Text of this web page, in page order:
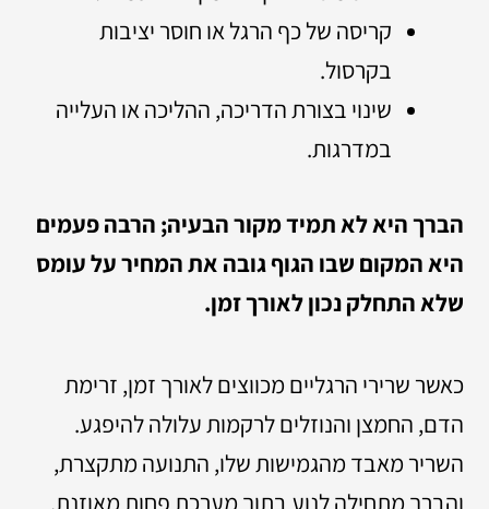
קריסה של כף הרגל או חוסר יציבות
בקרסול.
שינוי בצורת הדריכה, ההליכה או העלייה
במדרגות.
הברך היא לא תמיד מקור הבעיה; הרבה פעמים
היא המקום שבו הגוף גובה את המחיר על עומס
שלא התחלק נכון לאורך זמן.
כאשר שרירי הרגליים מכווצים לאורך זמן, זרימת
הדם, החמצן והנוזלים לרקמות עלולה להיפגע.
השריר מאבד מהגמישות שלו, התנועה מתקצרת,
והברך מתחילה לנוע בתוך מערכת פחות מאוזנת.